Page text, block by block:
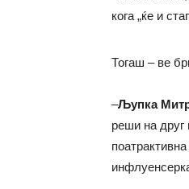
кога „ќе и
Тогаш – ве
–Љупка
реши на друг